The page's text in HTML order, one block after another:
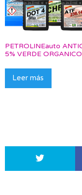
PETROLINEauto
5% VERDE
Leer más